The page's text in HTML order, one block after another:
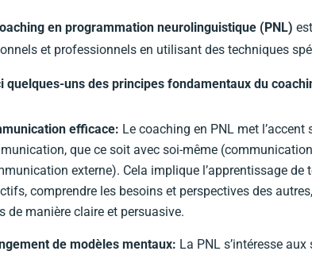
en programmation neurolinguistique (PNL)
et professionnels en utilisant des techniques
quelques-uns des principes fondamentaux du
efficace: Le coaching en PNL met l’accent
que ce soit avec soi-même
externe). Cela implique l’apprentissage de
comprendre les besoins et perspectives des
de manière claire et persuasive.
de modèles mentaux: La PNL s’intéresse